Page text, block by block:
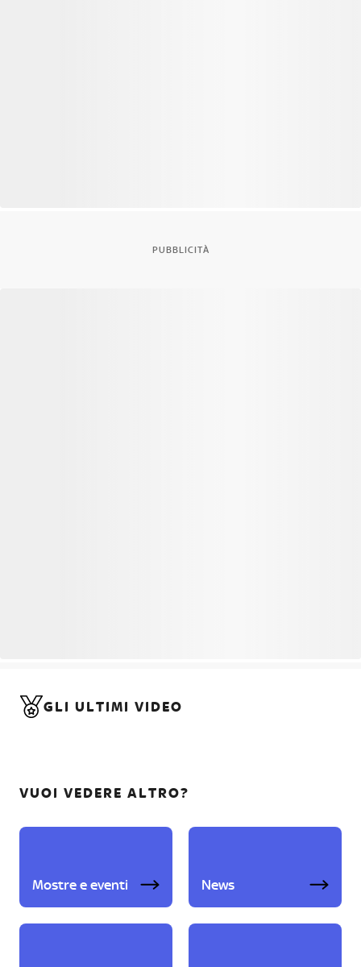
PUBBLICITÀ
GLI ULTIMI VIDEO
VUOI VEDERE ALTRO?
Mostre e eventi News